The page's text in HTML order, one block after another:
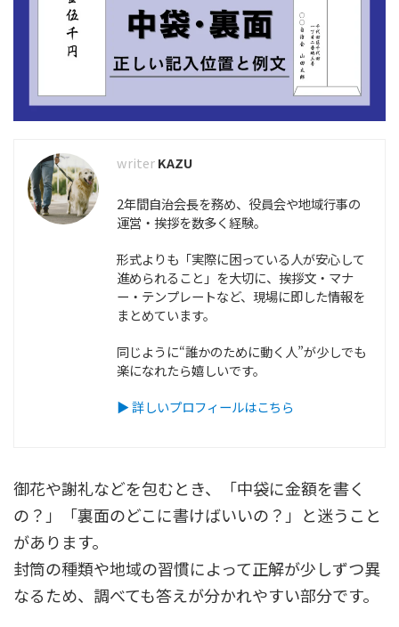
KAZU
2年間自治会長を務め、役員会や地域行事の
運営・挨拶を数多く経験。
形式よりも「実際に困っている人が安心して
進められること」を大切に、挨拶文・マナ
ー・テンプレートなど、現場に即した情報を
まとめています。
同じように“誰かのために動く人”が少しでも
楽になれたら嬉しいです。
▶ 詳しいプロフィールはこちら
御花や謝礼などを包むとき、「中袋に金額を書く
の？」「裏面のどこに書けばいいの？」と迷うこと
があります。
封筒の種類や地域の習慣によって正解が少しずつ異
なるため、調べても答えが分かれやすい部分です。